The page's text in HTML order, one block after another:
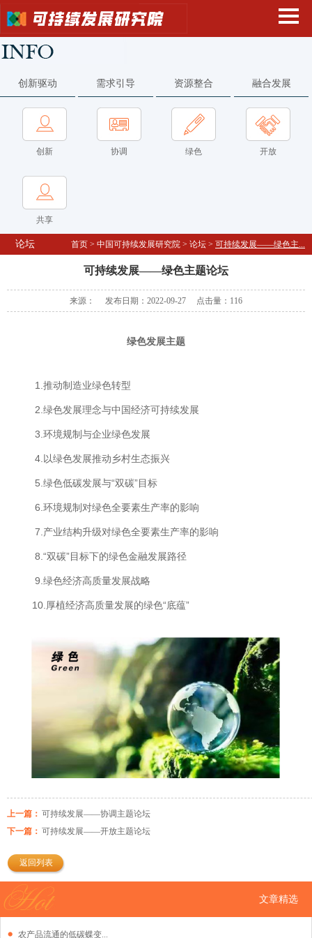
创新驱动 需求引导 资源整合 融合发展
创新 协调 绿色 开放
共享
首页 > 中国可持续发展研究院 > 论坛 > 可持续发展——绿色主...
论坛
可持续发展——绿色主题论坛
来源： 发布日期：2022-09-27 点击量： 116
绿色发展主题
1.推动制造业绿色转型
2.绿色发展理念与中国经济可持续发展
3.环境规制与企业绿色发展
4.以绿色发展推动乡村生态振兴
5.绿色低碳发展与“双碳”目标
6.环境规制对绿色全要素生产率的影响
7.产业结构升级对绿色全要素生产率的影响
8.“双碳”目标下的绿色金融发展路径
9.绿色经济高质量发展战略
10.厚植经济高质量发展的绿色“底蕴”
上一篇： 可持续发展——协调主题论坛
下一篇： 可持续发展——开放主题论坛
返回列表
文章精选
农产品流通的低碳蝶变...